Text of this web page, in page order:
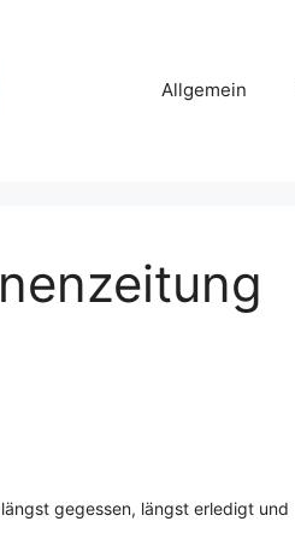
Allgemein
gegessen, längst erledigt und